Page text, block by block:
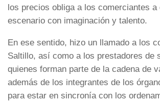
los precios obliga a los comerciantes a
escenario con imaginación y talento.
En ese sentido, hizo un llamado a los
Saltillo, así como a los prestadores de
quienes forman parte de la cadena de
además de los integrantes de los
para estar en sincronía con los